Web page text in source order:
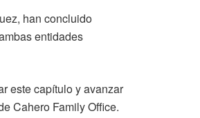
han concluido
entidades
este capítulo y avanzar
Cahero Family Office.